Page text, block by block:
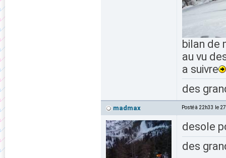
bilan de
au vu
a suivre
des
madmax Posté à 22h33 le
desole
des